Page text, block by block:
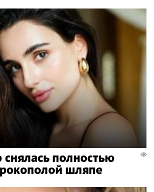
снялась полностью
шляпе